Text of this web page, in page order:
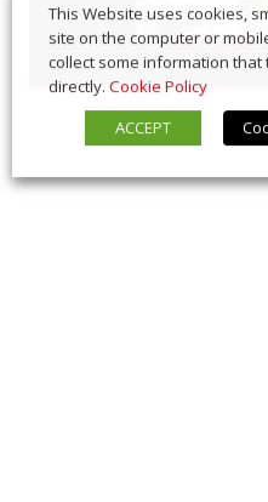
This Website uses cookies,
site on the computer or
collect some information
directly. Cookie Policy
ACCEPT